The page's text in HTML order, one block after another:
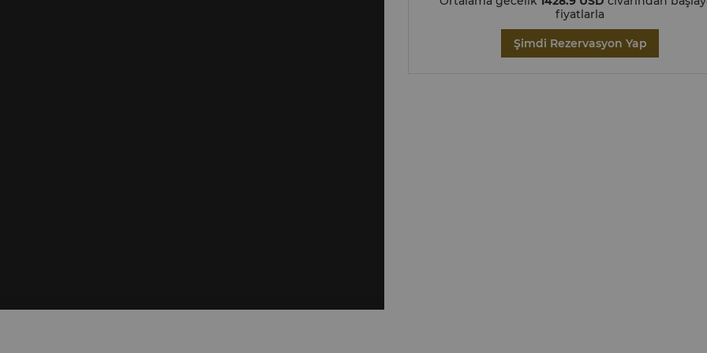
fiyatlarla
Şimdi Rezervasyon Yap